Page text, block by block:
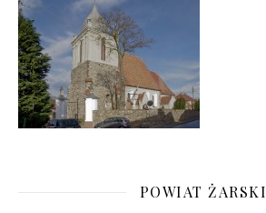
POWIAT ŻARSKI